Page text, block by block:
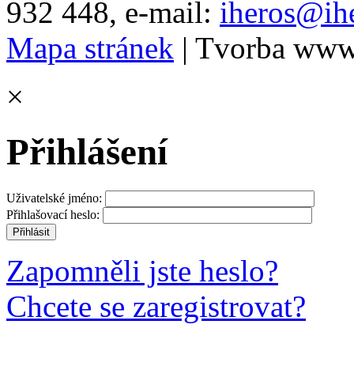
932 448, e-mail:
Mapa stránek | Tvorba
×
Přihlášení
Uživatelské jméno:
Přihlašovací heslo:
Zapomněli jste heslo?
Chcete se zaregistrovat?